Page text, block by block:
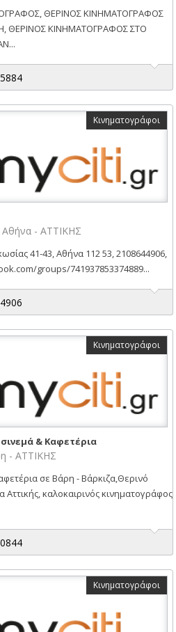
ΘΕΡΙΝΟΣ ΚΙΝΗΜΑΤΟΓΡΑΦΟΣ
ΘΕΡΙΝΟΣ ΚΙΝΗΜΑΤΟΓΡΑΦΟΣ ΣΤΟ
Κινηματογράφοι
Αθήνα - ΑΤΤΙΚΗΣ
41-43, Αθήνα 112 53, 2108644906,
groups/741937853374889...
Κινηματογράφοι
σινεμά & Καφετέρια
- ΑΤΤΙΚΗΣ
σε Βάρη - Βάρκιζα,Θερινό
Αττικής, καλοκαιρινός κινηματογράφος
Κινηματογράφοι